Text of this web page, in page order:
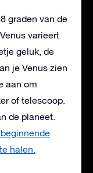
graden van de
varieert
geluk, de
je Venus zien
aan om
of telescoop.
de planeet.
halen.